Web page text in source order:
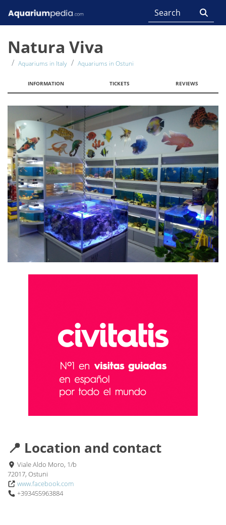
Natura Viva
Aquariums in Italy Aquariums in Ostuni
INFORMATION TICKETS REVIEWS
📍 Location and contact
Viale Aldo Moro, 1/b
72017, Ostuni
www.facebook.com
+393455963884